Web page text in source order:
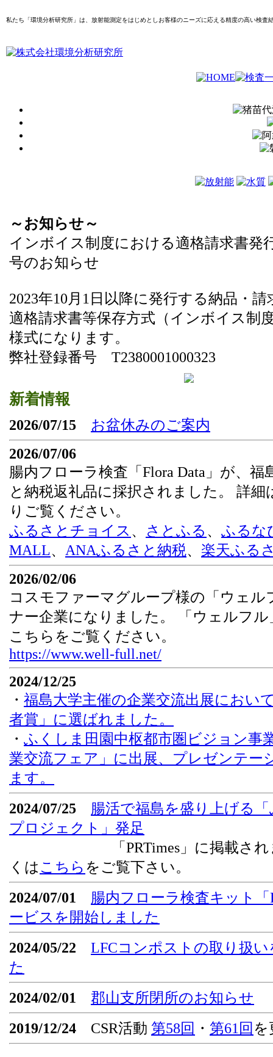
私たち「環境分析研究所」は、放射能測定をはじめとしお客様のニーズに応える精度の高い検査
～お知らせ～
インボイス制度における適格請求書発
号のお知らせ
2023年10月1日以降に発行する納品・請
適格請求書等保存方式（インボイス制
様式になります。
弊社登録番号 T2380001000323
新着情報
2026/07/15
お盆休みのご案内
2026/07/06
腸内フローラ検査「Flora Data」が、福
と納税返礼品に採択されました。 詳細
りご覧ください。
ふるさとチョイス 、 さとふる 、 ふるな
MALL、 ANAふるさと納税、 楽天ふる
2026/02/06
コスモファーマグループ様の「ウェル
ナー企業になりました。 「ウェルフ
こちらをご覧ください。
https://www.well-full.net/
2024/12/25
・ 福島大学主催の企業交流出展におい
者賞」に選ばれました。
・ ふくしま田園中枢都市圏ビジョン事
業交流フェア」に出展、プレゼンテー
ます。
2024/07/25
腸活で福島を盛り上げる
プロジェクト」発足
「PRTimes」に掲載されま
くはこちら をご覧下さい。
2024/07/01
腸内フローラ検査キット「
ービスを開始しました
2024/05/22
LFCコンポストの取り扱
た
2024/02/01
郡山支所閉所のお知らせ
2019/12/24 CSR活動 第58回 ・ 第61回 を